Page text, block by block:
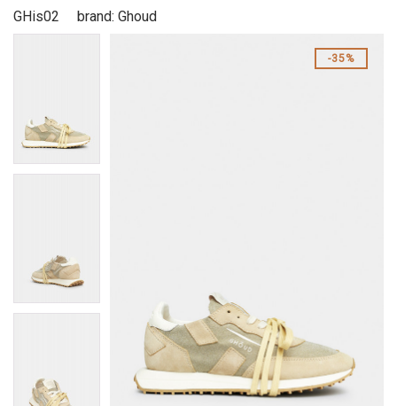
GHis02 brand: Ghoud
35%